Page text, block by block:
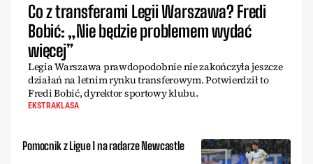
Co z transferami Legii Warszawa? Fredi
Bobić: „Nie będzie problemem wydać
więcej”
Legia Warszawa prawdopodobnie nie zakończyła jeszcze
działań na letnim rynku transferowym. Potwierdził to
Fredi Bobić, dyrektor sportowy klubu.
EKSTRAKLASA
Pomocnik z Ligue 1 na radarze Newcastle